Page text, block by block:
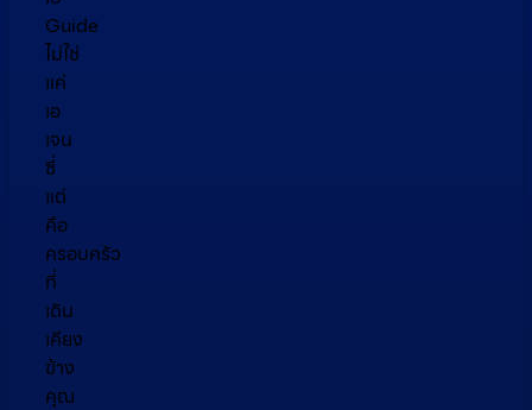
Guide
ไม่ใช่
แค่
เอ
เจน
ซี่
แต่
คือ
ครอบครัว
ที่
เดิน
เคียง
ข้าง
คุณ